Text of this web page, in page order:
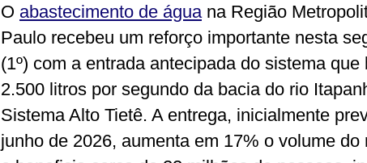
O abastecimento de água na Região
Paulo recebeu um reforço importante nesta
(1º) com a entrada antecipada do sistema que
2.500 litros por segundo da bacia do rio
Sistema Alto Tietê. A entrega, inicialmente
junho de 2026, aumenta em 17% o volume do